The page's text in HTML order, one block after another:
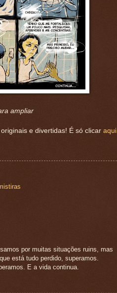
ampliar
e divertidas! É só clicar aqui
por muitas situações ruins, mas
está tudo perdido, superamos.
E a vida continua.